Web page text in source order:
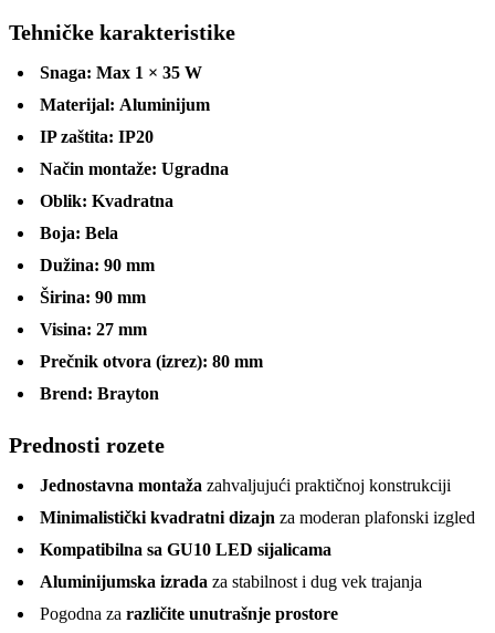
Tehničke karakteristike
Snaga: Max 1 × 35 W
Materijal: Aluminijum
IP zaštita: IP20
Način montaže: Ugradna
Oblik: Kvadratna
Boja: Bela
Dužina: 90 mm
Širina: 90 mm
Visina: 27 mm
Prečnik otvora (izrez): 80 mm
Brend: Brayton
Prednosti rozete
Jednostavna montaža zahvaljujući praktičnoj konstrukciji
Minimalistički kvadratni dizajn za moderan plafonski izgled
Kompatibilna sa GU10 LED sijalicama
Aluminijumska izrada za stabilnost i dug vek trajanja
Pogodna za različite unutrašnje prostore